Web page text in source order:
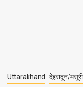
Uttarakhand देहरादून/मसूरी